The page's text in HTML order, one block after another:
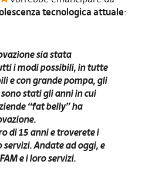
tecnologica attuale:
sia stata
i modi possibili, in tutte
e con grande pompa, gli
stati gli anni in cui
“fat belly” ha
di 15 anni e troverete i
servizi. Andate ad oggi, e
e i loro servizi.